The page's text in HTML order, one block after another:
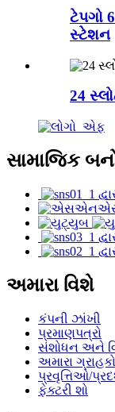
ટેપગો
સ્ટેશન
24
સામાજિક
અમારા વિશે
કંપની ઝાંખી
પ્રમાણપત્રો
સંશોધન અને
અમારા
પ્રવૃત્તિઓ/
ફેક્ટરી શો